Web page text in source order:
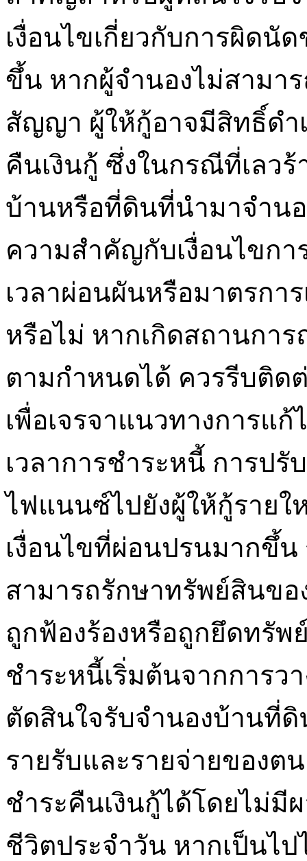
เงื่อนไขเกี่ยวกับการผิดนั
ขึ้น หากผู้จำนองไม่สามา
สัญญา ผู้ให้กู้อาจมีสิทธิ์ดำ
คืนเงินกู้ ซึ่งในกรณีที่เลว
บ้านหรือที่ดินที่นำมาจำน
ความสำคัญกับเงื่อนไขกา
เวลาผ่อนผันหรือมาตรกา
หรือไม่ หากเกิดสถานกา
ตามกำหนดได้ ควรรีบติด
เพื่อเจรจาแนวทางการแ
เวลาการชำระหนี้ การป
ไฟแนนซ์ไปยังผู้ให้กู้รายใ
เงื่อนไขที่ผ่อนปรนมากขึ้
สามารถรักษาทรัพย์สินขอ
ถูกฟ้องร้องหรือถูกยึดทรั
ชำระหนี้เริ่มต้นจากการว
ตัดสินใจรับจำนองบ้านที่
รายรับและรายจ่ายของต
ชำระคืนเงินกู้ได้โดยไม่มี
ชีวิตประจำวัน หากเป็นไป